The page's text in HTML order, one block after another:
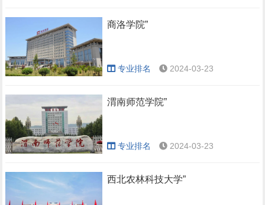
商洛学院”
专业排名 2024-03-23
渭南师范学院”
专业排名 2024-03-23
西北农林科技大学”